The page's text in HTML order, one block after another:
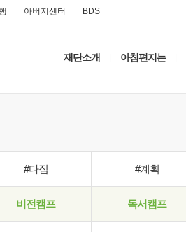
아버지센터 BDS
재단소개 아침편지는
#다짐 #계획
비전캠프 독서캠프